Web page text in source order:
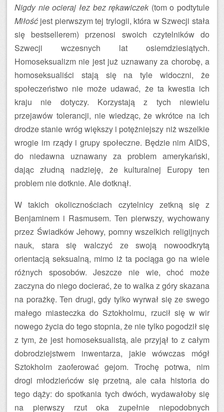
Nigdy nie ocieraj łez bez rękawiczek (tom o podtytule
Miłość jest pierwszym tej trylogii, która w Szwecji stała
się bestsellerem) przenosi swoich czytelników do
Szwecji wczesnych lat osiemdziesiątych.
Homoseksualizm nie jest już uznawany za chorobę, a
homoseksualiści stają się na tyle widoczni, że
społeczeństwo nie może udawać, że ta kwestia ich
kraju nie dotyczy. Korzystają z tych niewielu
przejawów tolerancji, nie wiedząc, że wkrótce na ich
drodze stanie wróg większy i potężniejszy niż wszelkie
wrogie im rządy i grupy społeczne. Będzie nim AIDS,
do niedawna uznawany za problem amerykański,
dając złudną nadzieję, że kulturalnej Europy ten
problem nie dotknie. Ale dotknął.
W takich okolicznościach czytelnicy zetkną się z
Benjaminem i Rasmusem. Ten pierwszy, wychowany
przez Świadków Jehowy, pomny wszelkich religijnych
nauk, stara się walczyć ze swoją nowoodkrytą
orientacją seksualną, mimo iż ta pociąga go na wiele
różnych sposobów. Jeszcze nie wie, choć może
zaczyna do niego docierać, że to walka z góry skazana
na porażkę. Ten drugi, gdy tylko wyrwał się ze swego
małego miasteczka do Sztokholmu, rzucił się w wir
nowego życia do tego stopnia, że nie tylko pogodził się
z tym, że jest homoseksualistą, ale przyjął to z całym
dobrodziejstwem inwentarza, jakie wówczas mógł
Sztokholm zaoferować gejom. Trochę potrwa, nim
drogi młodzieńców się przetną, ale cała historia do
tego dąży: do spotkania tych dwóch, wydawałoby się
na pierwszy rzut oka zupełnie niepodobnych